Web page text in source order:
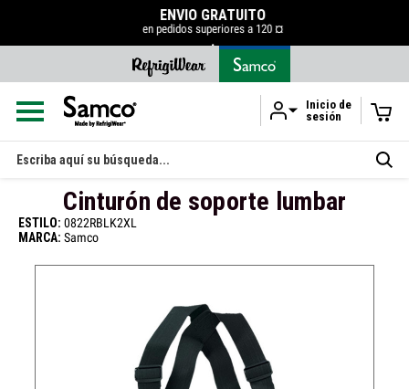
Ir al contenido principal
ENVÍO GRATUITO
en pedidos superiores a 120 ¤
.
Inicio de
sesión
Buscar
en
Cinturón de soporte lumbar
ESTILO: 0822RBLK2XL
MARCA: Samco